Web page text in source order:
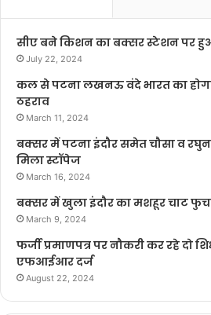
सीए बने किशन का बक्सर स्टेशन पर
July 22, 2024
कल से पटना लखनऊ वंदे भारत का
ठहराव
March 11, 2024
बक्सर में पटना इंदौर समेत चौसा व
मिला स्टॉपेज
March 16, 2024
बक्सर में खुला इंदौर का मशहूर चाट
March 9, 2024
फर्जी प्रमाणपत्र पर नौकरी कर रहे दो
एफआईआर दर्ज
August 22, 2024